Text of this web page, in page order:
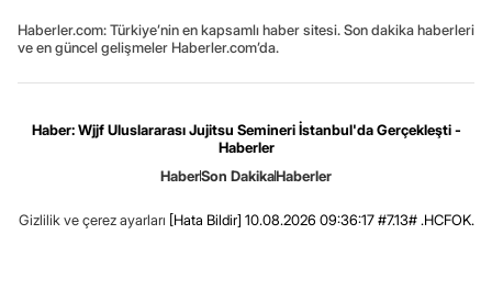
Haberler.com: Türkiye’nin en kapsamlı haber sitesi. Son dakika haberleri
ve en güncel gelişmeler Haberler.com’da.
Haber: Wjjf Uluslararası Jujitsu Semineri İstanbul'da Gerçekleşti -
Haberler
HaberSon DakikaHaberler
Gizlilik ve çerez ayarları [Hata Bildir] 10.08.2026 09:36:17 #7.13# .HCFOK.